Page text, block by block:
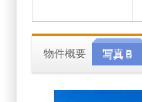
物件概要 写真Ｂ